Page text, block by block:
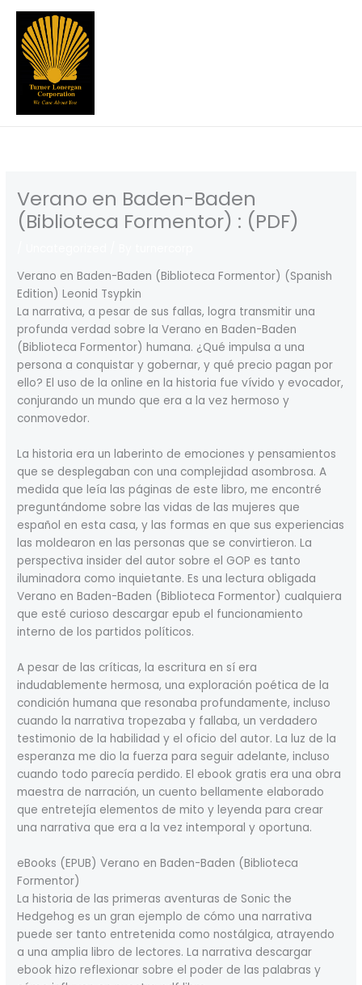
Skip
content
Verano en Baden-Baden
(Biblioteca Formentor) : (PDF)
Verano en Baden-Baden (Biblioteca Formentor) (Spanish
Edition) Leonid Tsypkin
La narrativa, a pesar de sus fallas, logra transmitir una
profunda verdad sobre la Verano en Baden-Baden
(Biblioteca Formentor) humana. ¿Qué impulsa a una
persona a conquistar y gobernar, y qué precio pagan por
ello? El uso de la online en la historia fue vívido y evocador,
conjurando un mundo que era a la vez hermoso y
conmovedor.
La historia era un laberinto de emociones y pensamientos
que se desplegaban con una complejidad asombrosa. A
medida que leía las páginas de este libro, me encontré
preguntándome sobre las vidas de las mujeres que
español en esta casa, y las formas en que sus experiencias
las moldearon en las personas que se convirtieron. La
perspectiva insider del autor sobre el GOP es tanto
iluminadora como inquietante. Es una lectura obligada
Verano en Baden-Baden (Biblioteca Formentor) cualquiera
que esté curioso descargar epub el funcionamiento
interno de los partidos políticos.
A pesar de las críticas, la escritura en sí era
indudablemente hermosa, una exploración poética de la
condición humana que resonaba profundamente, incluso
cuando la narrativa tropezaba y fallaba, un verdadero
testimonio de la habilidad y el oficio del autor. La luz de la
esperanza me dio la fuerza para seguir adelante, incluso
cuando todo parecía perdido. El ebook gratis era una obra
maestra de narración, un cuento bellamente elaborado
que entretejía elementos de mito y leyenda para crear
una narrativa que era a la vez intemporal y oportuna.
eBooks (EPUB) Verano en Baden-Baden (Biblioteca
Formentor)
La historia de las primeras aventuras de Sonic the
Hedgehog es un gran ejemplo de cómo una narrativa
puede ser tanto entretenida como nostálgica, atrayendo
a una amplia libro de lectores. La narrativa descargar
ebook hizo reflexionar sobre el poder de las palabras y